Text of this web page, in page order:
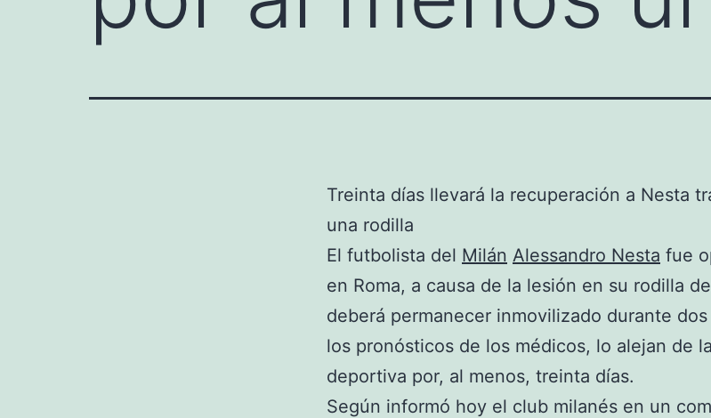
Treinta días llevará la recuperación a Nesta
una rodilla
El futbolista del Milán Alessandro Nesta fue
en Roma, a causa de la lesión en su rodilla
deberá permanecer inmovilizado durante
los pronósticos de los médicos, lo alejan de
deportiva por, al menos, treinta días.
Según informó hoy el club milanés en un